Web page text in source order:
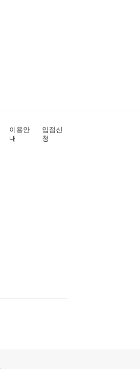
이용안
내
입점신
청